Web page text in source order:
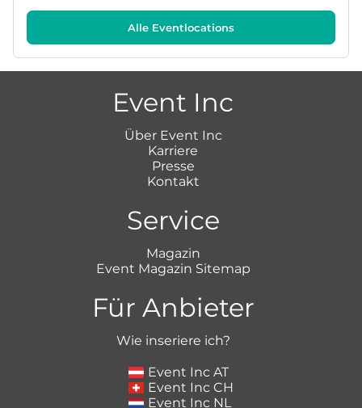
Alle Eventlocations
Event Inc
Über Event Inc
Karriere
Presse
Kontakt
Service
Magazin
Event Magazin Sitemap
Für Anbieter
Wie inseriere ich?
Event Inc AT
Event Inc CH
Event Inc NL